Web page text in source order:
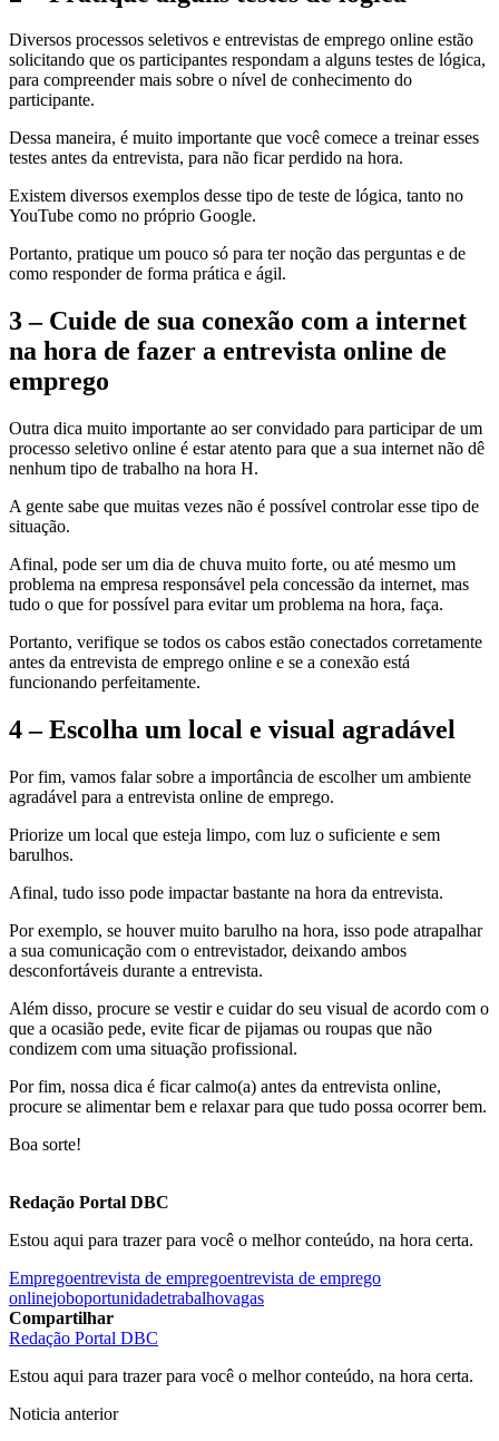
Diversos processos seletivos e entrevistas de emprego online estão
solicitando que os participantes respondam a alguns testes de lógica,
para compreender mais sobre o nível de conhecimento do
participante.
Dessa maneira, é muito importante que você comece a treinar esses
testes antes da entrevista, para não ficar perdido na hora.
Existem diversos exemplos desse tipo de teste de lógica, tanto no
YouTube como no próprio Google.
Portanto, pratique um pouco só para ter noção das perguntas e de
como responder de forma prática e ágil.
3 – Cuide de sua conexão com a internet
na hora de fazer a entrevista online de
emprego
Outra dica muito importante ao ser convidado para participar de um
processo seletivo online é estar atento para que a sua internet não dê
nenhum tipo de trabalho na hora H.
A gente sabe que muitas vezes não é possível controlar esse tipo de
situação.
Afinal, pode ser um dia de chuva muito forte, ou até mesmo um
problema na empresa responsável pela concessão da internet, mas
tudo o que for possível para evitar um problema na hora, faça.
Portanto, verifique se todos os cabos estão conectados corretamente
antes da entrevista de emprego online e se a conexão está
funcionando perfeitamente.
4 – Escolha um local e visual agradável
Por fim, vamos falar sobre a importância de escolher um ambiente
agradável para a entrevista online de emprego.
Priorize um local que esteja limpo, com luz o suficiente e sem
barulhos.
Afinal, tudo isso pode impactar bastante na hora da entrevista.
Por exemplo, se houver muito barulho na hora, isso pode atrapalhar
a sua comunicação com o entrevistador, deixando ambos
desconfortáveis durante a entrevista.
Além disso, procure se vestir e cuidar do seu visual de acordo com o
que a ocasião pede, evite ficar de pijamas ou roupas que não
condizem com uma situação profissional.
Por fim, nossa dica é ficar calmo(a) antes da entrevista online,
procure se alimentar bem e relaxar para que tudo possa ocorrer bem.
Boa sorte!
Redação Portal DBC
Estou aqui para trazer para você o melhor conteúdo, na hora certa.
Empregoentrevista de empregoentrevista de emprego
onlinejoboportunidadetrabalhovagas
Compartilhar
Redação Portal DBC
Estou aqui para trazer para você o melhor conteúdo, na hora certa.
Noticia anterior